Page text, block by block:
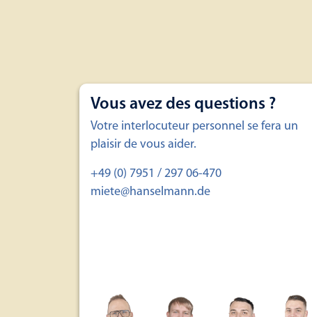
Vous avez des questions ?
Votre interlocuteur personnel se fera un
plaisir de vous aider.
+49 (0) 7951 / 297 06-470
miete@hanselmann.de